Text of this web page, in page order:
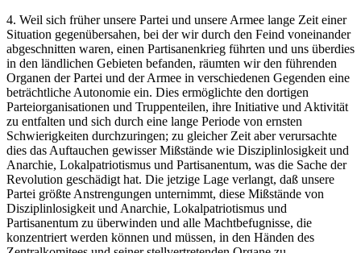
4. Weil sich früher unsere Partei und unsere Armee lange Zeit einer
Situation gegenübersahen, bei der wir durch den Feind voneinander
abgeschnitten waren, einen Partisanenkrieg führten und uns überdies
in den ländlichen Gebieten befanden, räumten wir den führenden
Organen der Partei und der Armee in verschiedenen Gegenden eine
beträchtliche Autonomie ein. Dies ermöglichte den dortigen
Parteiorganisationen und Truppenteilen, ihre Initiative und Aktivität
zu entfalten und sich durch eine lange Periode von ernsten
Schwierigkeiten durchzuringen; zu gleicher Zeit aber verursachte
dies das Auftauchen gewisser Mißstände wie Disziplinlosigkeit und
Anarchie, Lokalpatriotismus und Partisanentum, was die Sache der
Revolution geschädigt hat. Die jetzige Lage verlangt, daß unsere
Partei größte Anstrengungen unternimmt, diese Mißstände von
Disziplinlosigkeit und Anarchie, Lokalpatriotismus und
Partisanentum zu überwinden und alle Machtbefugnisse, die
konzentriert werden können und müssen, in den Händen des